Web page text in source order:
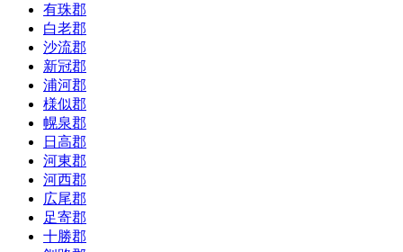
有珠郡
白老郡
沙流郡
新冠郡
浦河郡
様似郡
幌泉郡
日高郡
河東郡
河西郡
広尾郡
足寄郡
十勝郡